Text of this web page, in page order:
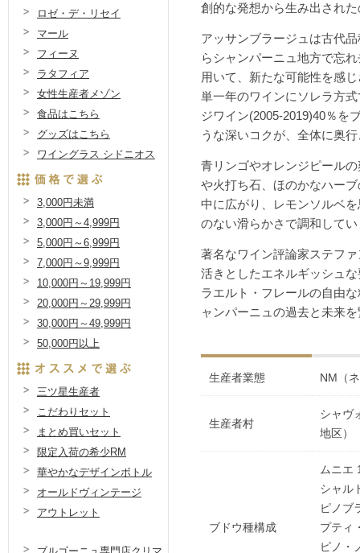
創的な発想から生み出され
アッサンブラージュは古代
らシャンパーニュ地方で忘
用いて、新たな可能性を感
単一年のワインにソレラ方
ジワイン(2005-2019)40％を
うな深いコクが、全体に奥
青リンゴやオレンジピール
や火打ち石、ほのかなハー
中に広がり、レモンソルベ
のない滑らかさで調和して
著名なワイン評論家ステフ
活きとしたエネルギッシュ
ラエルト・フレールの自由
ャンパーニュの過去と未来
生産者業態 NM（
生産者村
シャヴ
地区）
ブドウ種構成
ムニエ
シャル
ピノブ
プティ
ピノ・
ロゼ・デ・リセイ
マール
フィーヌ
ラタフィア
女性生産者メゾン
食品はこちら
グッズはこちら
ワイングラス シドニオス
3,000円未満
3,000円～4,999円
5,000円～6,999円
7,000円～9,999円
10,000円～19,999円
20,000円～29,999円
30,000円～49,999円
50,000円以上
三ツ星生産者
こだわりセット
まとめ買いセット
限定入荷の希少RM
華やかなデザインボトル
オールドヴィンテージ
アウトレット